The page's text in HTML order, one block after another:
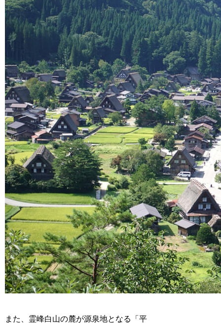
また、霊峰白山の麓が源泉地となる「平